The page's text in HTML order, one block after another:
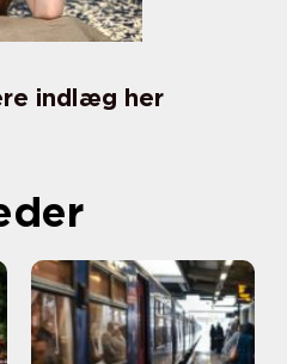
indlæg her